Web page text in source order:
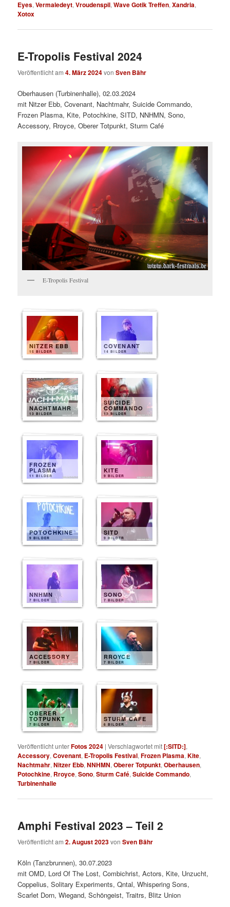
Eyes,Vermaledeyt,Vroudenspil,Wave Gotik Treffen,Xandria,
Xotox
E-Tropolis Festival 2024
Veröffentlicht am4. März 2024vonSven Bähr
Oberhausen (Turbinenhalle), 02.03.2024
mit Nitzer Ebb, Covenant, Nachtmahr, Suicide Commando,
Frozen Plasma, Kite, Potochkine, SITD, NNHMN, Sono,
Accessory, Rroyce, Oberer Totpunkt, Sturm Café
E-Tropolis Festival
NITZER EBB
15 BILDER
COVENANT
14 BILDER
NACHTMAHR
13 BILDER
SUICIDE
COMMANDO
13 BILDER
FROZEN
PLASMA
11 BILDER
KITE
9 BILDER
POTOCHKINE
9 BILDER
SITD
9 BILDER
NNHMN
7 BILDER
SONO
7 BILDER
ACCESSORY
7 BILDER
RROYCE
7 BILDER
OBERER
TOTPUNKT
7 BILDER
STURM CAFE
6 BILDER
Veröffentlicht unterFotos 2024 |Verschlagwortet mit[:SITD:],
Accessory,Covenant, E-Tropolis Festival,Frozen Plasma,Kite,
Nachtmahr,Nitzer Ebb,NNHMN,Oberer Totpunkt,Oberhausen,
Potochkine, Rroyce,Sono,Sturm Café,Suicide Commando,
Turbinenhalle
Amphi Festival 2023 – Teil 2
Veröffentlicht am2. August 2023vonSven Bähr
Köln (Tanzbrunnen), 30.07.2023
mit OMD, Lord Of The Lost, Combichrist, Actors, Kite, Unzucht,
Coppelius, Solitary Experiments, Qntal, Whispering Sons,
Scarlet Dorn, Wiegand, Schöngeist, Traitrs, Blitz Union